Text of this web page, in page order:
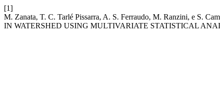
[1]
M. Zanata, T. C. Tarlé Pissarra, A. S. Ferraudo, M. Ranzini, e S.
IN WATERSHED USING MULTIVARIATE STATISTICAL